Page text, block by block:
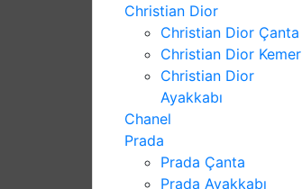
Christian Dior
Christian Dior Çanta
Christian Dior Kemer
Christian Dior
Ayakkabı
Chanel
Prada
Prada Çanta
Prada Ayakkabı